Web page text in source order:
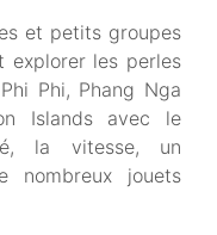
et petits groupes
explorer les perles
Phi, Phang Nga
Islands avec le
la vitesse, un
nombreux jouets